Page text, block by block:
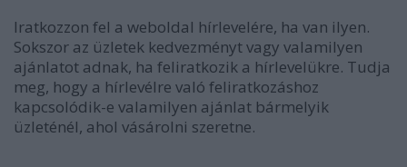
Iratkozzon fel a weboldal hírlevelére, ha van ilyen.
Sokszor az üzletek kedvezményt vagy valamilyen
ajánlatot adnak, ha feliratkozik a hírlevelükre. Tudja
meg, hogy a hírlevélre való feliratkozáshoz
kapcsolódik-e valamilyen ajánlat bármelyik
üzleténél, ahol vásárolni szeretne.